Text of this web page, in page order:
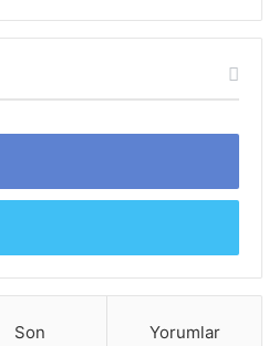
Son Yorumlar